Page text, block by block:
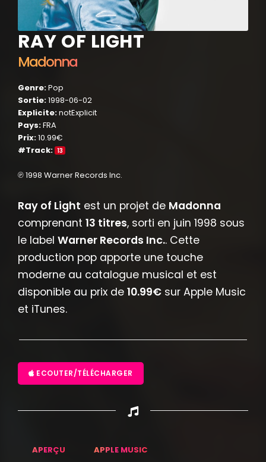
RAY OF LIGHT
Madonna
Genre:Pop
Sortie:1998-06-02
Explicite:notExplicit
Pays:FRA
Prix:10.99€
#Track: 13
℗ 1998 Warner Records Inc.
Ray of Light est un projet de Madonna
comprenant 13 titres, sorti en juin 1998 sous
le label Warner Records Inc.. Cette
production pop apporte une touche
moderne au catalogue musical et est
disponible au prix de 10.99€ sur Apple Music
et iTunes.
ECOUTER/TÉLÉCHARGER
APERÇU APPLE MUSIC